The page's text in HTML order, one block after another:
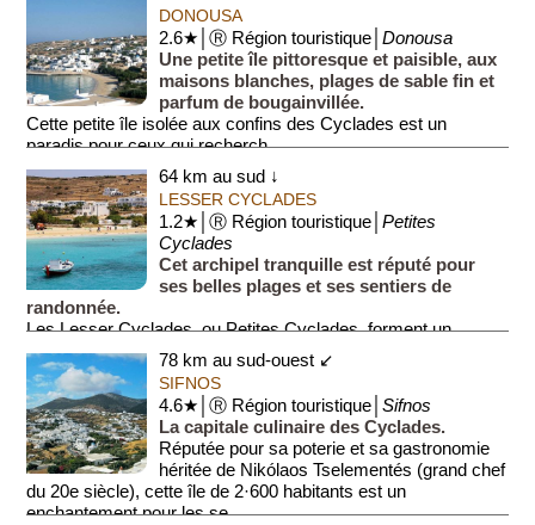
DONOUSA
2.6★│Ⓡ Région touristique│Donousa
Une petite île pittoresque et paisible, aux
maisons blanches, plages de sable fin et
parfum de bougainvillée.
Cette petite île isolée aux confins des Cyclades est un
paradis pour ceux qui recherch...
64 km au sud ↓
LESSER CYCLADES
1.2★│Ⓡ Région touristique│Petites
Cyclades
Cet archipel tranquille est réputé pour
ses belles plages et ses sentiers de
randonnée.
Les Lesser Cyclades, ou Petites Cyclades, forment un
archipel de six îles principales.
Cet archipel...
78 km au sud-ouest ↙
SIFNOS
4.6★│Ⓡ Région touristique│Sifnos
La capitale culinaire des Cyclades.
Réputée pour sa poterie et sa gastronomie
héritée de Nikólaos Tselementés (grand chef
du 20e siècle), cette île de 2·600 habitants est un
enchantement pour les se...